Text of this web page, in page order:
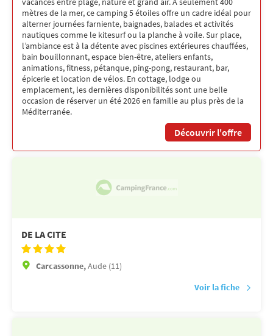
mètres de la mer, ce camping 5 étoiles offre un cadre idéal pour
alterner journées farniente, baignades, balades et activités
nautiques comme le kitesurf ou la planche à voile. Sur place,
l’ambiance est à la détente avec piscines extérieures chauffées,
bain bouillonnant, espace bien-être, ateliers enfants,
animations, fitness, pétanque, ping-pong, restaurant, bar,
épicerie et location de vélos. En cottage, lodge ou
emplacement, les dernières disponibilités sont une belle
occasion de réserver un été 2026 en famille au plus près de la
Méditerranée.
Découvrir l'offre
DE LA CITE
Carcassonne,Aude (11)
Voir la fiche